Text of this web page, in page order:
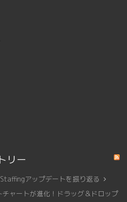
リー
アップデートを振り返る
チャートが進化！ドラッグ＆ドロップ